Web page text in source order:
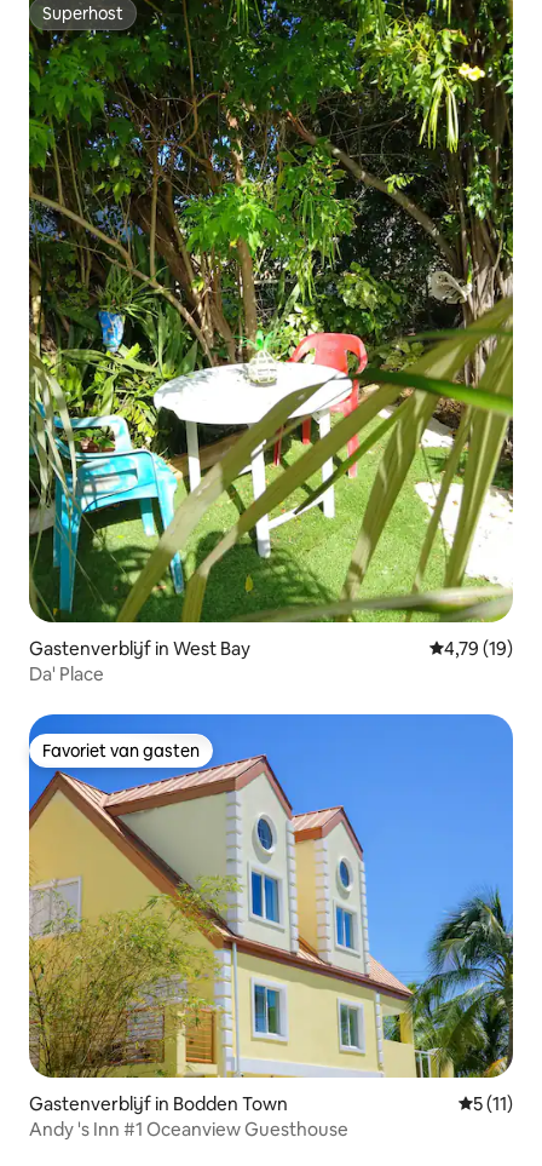
Superhost
Superhost
Gastenverblijf in West Bay Gemiddelde
4,79 (19)
Da' Place
Favoriet van gasten
Favoriet van gasten
Gastenverblijf in Bodden Town
5 (11)
Andy 's Inn #1 Oceanview Guesthouse